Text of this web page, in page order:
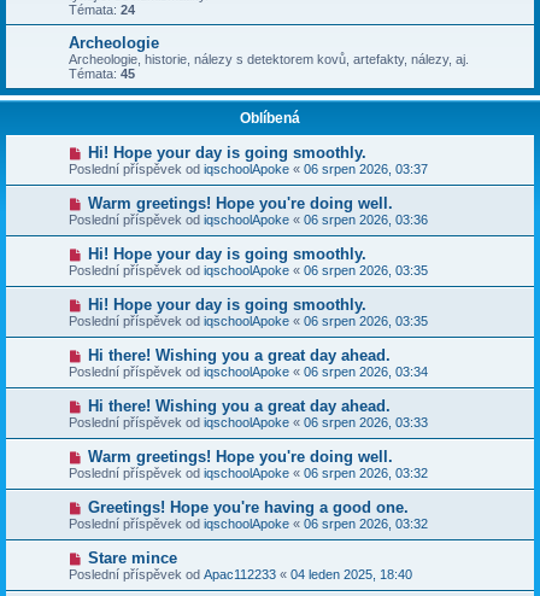
Témata: 24
Archeologie
Archeologie, historie, nálezy s detektorem kovů, artefakty, nálezy, aj.
Témata: 45
Oblíbená
Hi! Hope your day is going smoothly.
Poslední příspěvek od iqschoolApoke « 06 srpen 2026, 03:37
Warm greetings! Hope you're doing well.
Poslední příspěvek od iqschoolApoke « 06 srpen 2026, 03:36
Hi! Hope your day is going smoothly.
Poslední příspěvek od iqschoolApoke « 06 srpen 2026, 03:35
Hi! Hope your day is going smoothly.
Poslední příspěvek od iqschoolApoke « 06 srpen 2026, 03:35
Hi there! Wishing you a great day ahead.
Poslední příspěvek od iqschoolApoke « 06 srpen 2026, 03:34
Hi there! Wishing you a great day ahead.
Poslední příspěvek od iqschoolApoke « 06 srpen 2026, 03:33
Warm greetings! Hope you're doing well.
Poslední příspěvek od iqschoolApoke « 06 srpen 2026, 03:32
Greetings! Hope you're having a good one.
Poslední příspěvek od iqschoolApoke « 06 srpen 2026, 03:32
Stare mince
Poslední příspěvek od Apac112233 « 04 leden 2025, 18:40